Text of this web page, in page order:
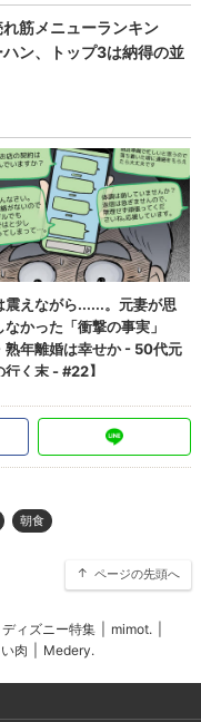
朝食
ページの先頭へ
ィズニー特集 mimot.
肉 Medery.